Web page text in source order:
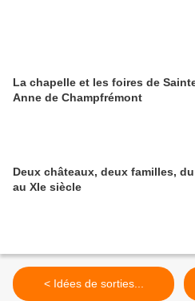
La chapelle et les foires de
Anne de Champfrémont
Deux châteaux, deux familles, du
au XIe siècle
< Idées de sorties...